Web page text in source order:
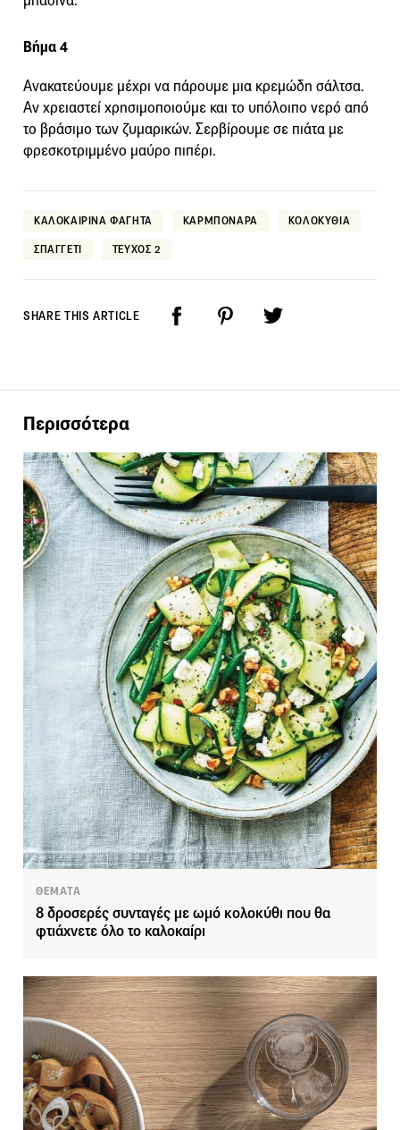
Βήμα 4
Ανακατεύουμε μέχρι να πάρουμε μια κρεμώδη σάλτσα.
Αν χρειαστεί χρησιμοποιούμε και το υπόλοιπο νερό από
το βράσιμο των ζυμαρικών. Σερβίρουμε σε πιάτα με
φρεσκοτριμμένο μαύρο πιπέρι.
ΚΑΛΟΚΑΙΡΙΝΑ ΦΑΓΗΤΑ ΚΑΡΜΠΟΝΑΡΑ ΚΟΛΟΚΥΘΙΑ
ΣΠΑΓΓΕΤΙ ΤΕΥΧΟΣ 2
SHARE THIS ARTICLE
Περισσότερα
ΘΕΜΑΤΑ
8 δροσερές συνταγές με ωμό κολοκύθι που θα
φτιάχνετε όλο το καλοκαίρι